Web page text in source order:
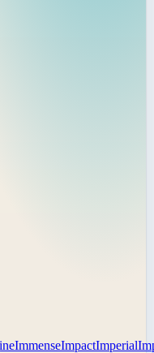
ImmenseImpactImperial